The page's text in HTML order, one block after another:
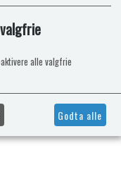
alle valgfrie
Godta alle